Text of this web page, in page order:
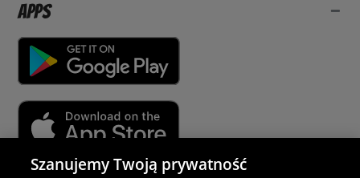
Apps
Szanujemy Twoją prywatność